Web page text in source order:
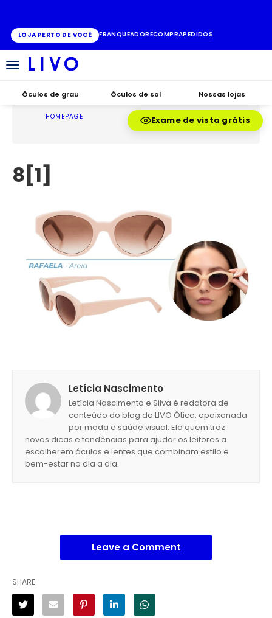
LOJA PERTO DE VOCÊ FRANQUEADORECOMPRAPEDIDOS
Alternar
Óculos de grau Óculos de sol Nossas lojas
Exame de vista grátis
HOMEPAGE
8[1]
Letícia Nascimento
Letícia Nascimento e Silva é redatora de
conteúdo do blog da LIVO Ótica, apaixonada
por moda e saúde visual. Ela quem traz
novas dicas e tendências para ajudar os leitores a
escolherem óculos e lentes que combinam estilo e
bem-estar no dia a dia.
Leave a Comment
SHARE